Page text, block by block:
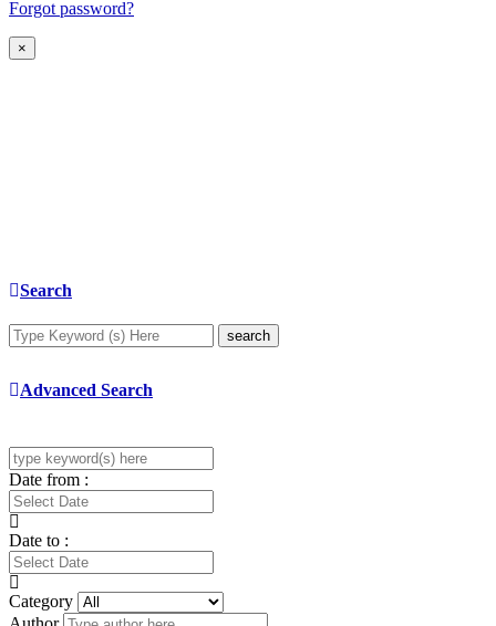
Forgot password?
×
Search
search
Advanced Search
Date from :
Date to :
Category